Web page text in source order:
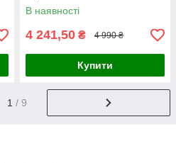
В наявності
4 241,50 ₴ 4 990 ₴
Купити
1 / 9